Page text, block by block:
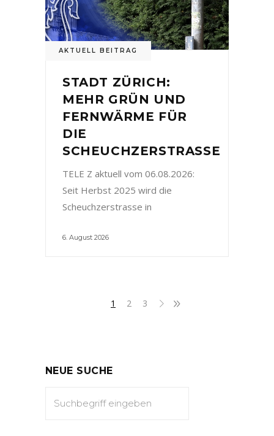
AKTUELL BEITRAG
STADT ZÜRICH:
MEHR GRÜN UND
FERNWÄRME FÜR
DIE
SCHEUCHZERSTRASSE
TELE Z aktuell vom 06.08.2026:
Seit Herbst 2025 wird die
Scheuchzerstrasse in
6. August 2026
1 2 3
NEUE SUCHE